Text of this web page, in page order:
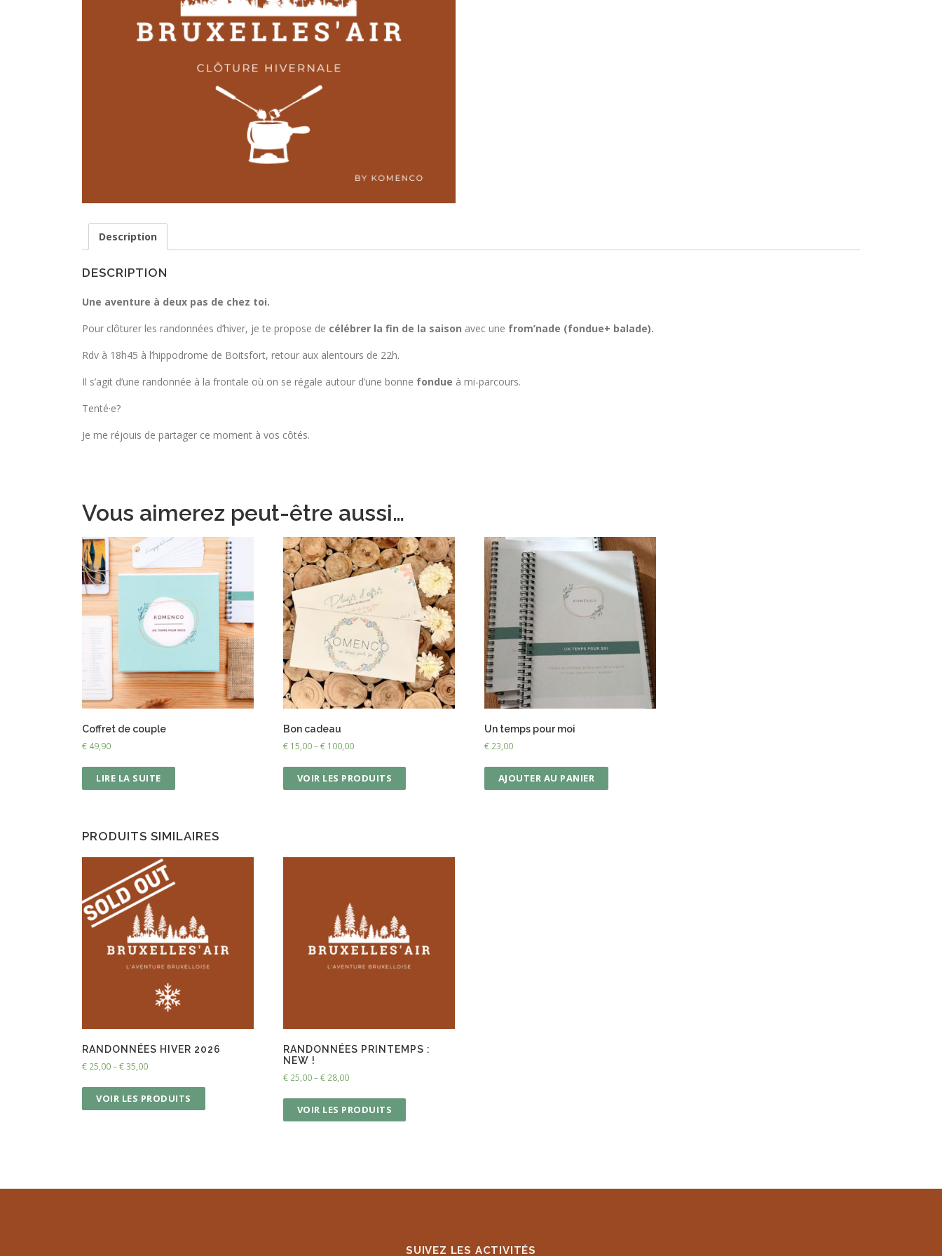
Description
DESCRIPTION
Une aventure à deux pas de chez toi.
Pour clôturer les randonnées d’hiver, je te propose de célébrer la fin de la saison avec une from’nade (fondue+ balade).
Rdv à 18h45 à l’hippodrome de Boitsfort, retour aux alentours de 22h.
Il s’agit d’une randonnée à la frontale où on se régale autour d’une bonne fondue à mi-parcours.
Tenté·e?
Je me réjouis de partager ce moment à vos côtés.
Vous aimerez peut-être aussi…
Coffret de couple
€ 49,90
LIRE LA SUITE
Bon cadeau
€15,00–€100,00
VOIR LES PRODUITS
Un temps pour moi
€23,00
AJOUTER AU PANIER
PRODUITS SIMILAIRES
RANDONNÉES HIVER 2026
€ 25,00–€35,00
VOIR LES PRODUITS
RANDONNÉES PRINTEMPS :
NEW !
€25,00–€28,00
VOIR LES PRODUITS
SUIVEZ LES ACTIVITÉS